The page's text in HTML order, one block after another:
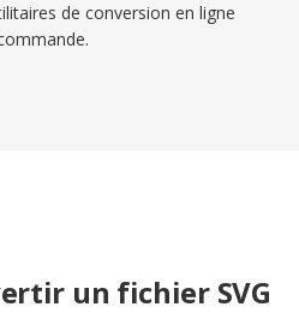
de conversion en ligne
un fichier SVG